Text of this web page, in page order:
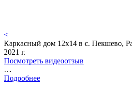
<
Каркасный дом 12х14 в с. Пекшево,
2021 г.
Посмотреть видеоотзыв
…
Подробнее